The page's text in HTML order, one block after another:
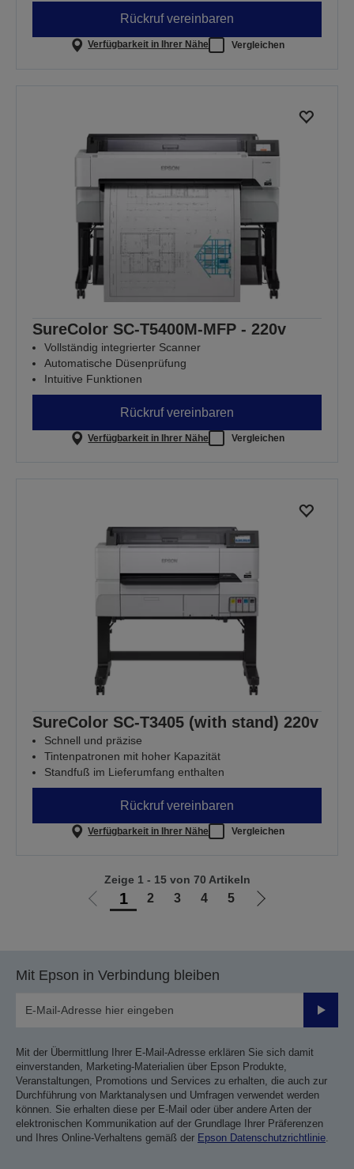
Rückruf vereinbaren
Verfügbarkeit in Ihrer Nähe Vergleichen
SureColor SC-T5400M-MFP - 220v
Vollständig integrierter Scanner
Automatische Düsenprüfung
Intuitive Funktionen
Rückruf vereinbaren
Verfügbarkeit in Ihrer Nähe Vergleichen
SureColor SC-T3405 (with stand) 220v
Schnell und präzise
Tintenpatronen mit hoher Kapazität
Standfuß im Lieferumfang enthalten
Rückruf vereinbaren
Verfügbarkeit in Ihrer Nähe Vergleichen
Zur
1 2 3 4 5
Zur
Zeige 1 - 15 von 70 Artikeln
Mit Epson in Verbindung bleiben
Mit der Übermittlung Ihrer E-Mail-Adresse erklären Sie sich damit
einverstanden, Marketing-Materialien über Epson Produkte,
Veranstaltungen, Promotions und Services zu erhalten, die auch zur
Durchführung von Marktanalysen und Umfragen verwendet werden
können. Sie erhalten diese per E-Mail oder über andere Arten der
elektronischen Kommunikation auf der Grundlage Ihrer Präferenzen
und Ihres Online-Verhaltens gemäß der Epson Datenschutzrichtlinie.